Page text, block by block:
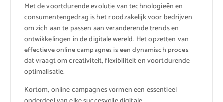
Met de voortdurende evolutie van technologieën en
consumentengedrag is het noodzakelijk voor bedrijven
om zich aan te passen aan veranderende trends en
ontwikkelingen in de digitale wereld. Het opzetten van
effectieve online campagnes is een dynamisch proces
dat vraagt om creativiteit, flexibiliteit en voortdurende
optimalisatie.
Kortom, online campagnes vormen een essentieel